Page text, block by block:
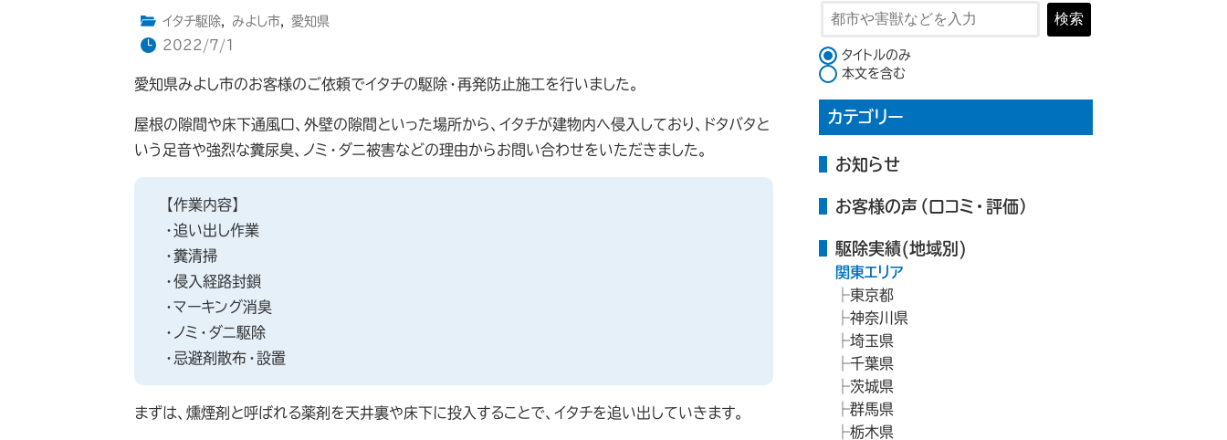
イタチ駆除, みよし市,
愛知県
2022/7/1
愛知県みよし市のお客様のご依頼でイタチの駆除・再発防止施工を行いました。
屋根の隙間や床下通風口、外壁の隙間といった場所から、イタチが建物内へ侵入しており、ドタバタと
いう足音や強烈な糞尿臭、ノミ・ダニ被害などの理由からお問い合わせをいただきました。
【作業内容】
・追い出し作業
・糞清掃
・侵入経路封鎖
・マーキング消臭
・ノミ・ダニ駆除
・忌避剤散布・設置
まずは、燻煙剤と呼ばれる薬剤を天井裏や床下に投入することで、イタチを追い出していきます。
検索
検索対象
タイトルのみ
本文を含む
カテゴリー
お知らせ
お客様の声（口コミ・評価）
駆除実績(地域別)
関東エリア
東京都
神奈川県
埼玉県
千葉県
茨城県
群馬県
栃木県